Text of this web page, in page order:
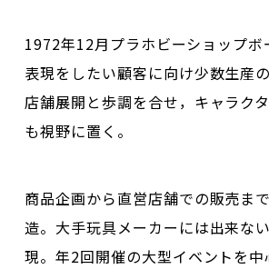
1972年12月プラホビーショップ
表現をしたい顧客に向け少数生産
店舗展開と歩調を合せ，キャラク
も視野に置く。
商品企画から直営店舗での販売ま
造。大手玩具メーカーには出来な
現。年2回開催の大型イベントを